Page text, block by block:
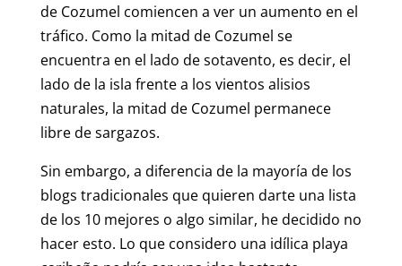
de Cozumel comiencen a ver un aumento en el
tráfico. Como la mitad de Cozumel se
encuentra en el lado de sotavento, es decir, el
lado de la isla frente a los vientos alisios
naturales, la mitad de Cozumel permanece
libre de sargazos.
Sin embargo, a diferencia de la mayoría de los
blogs tradicionales que quieren darte una lista
de los 10 mejores o algo similar, he decidido no
hacer esto. Lo que considero una idílica playa